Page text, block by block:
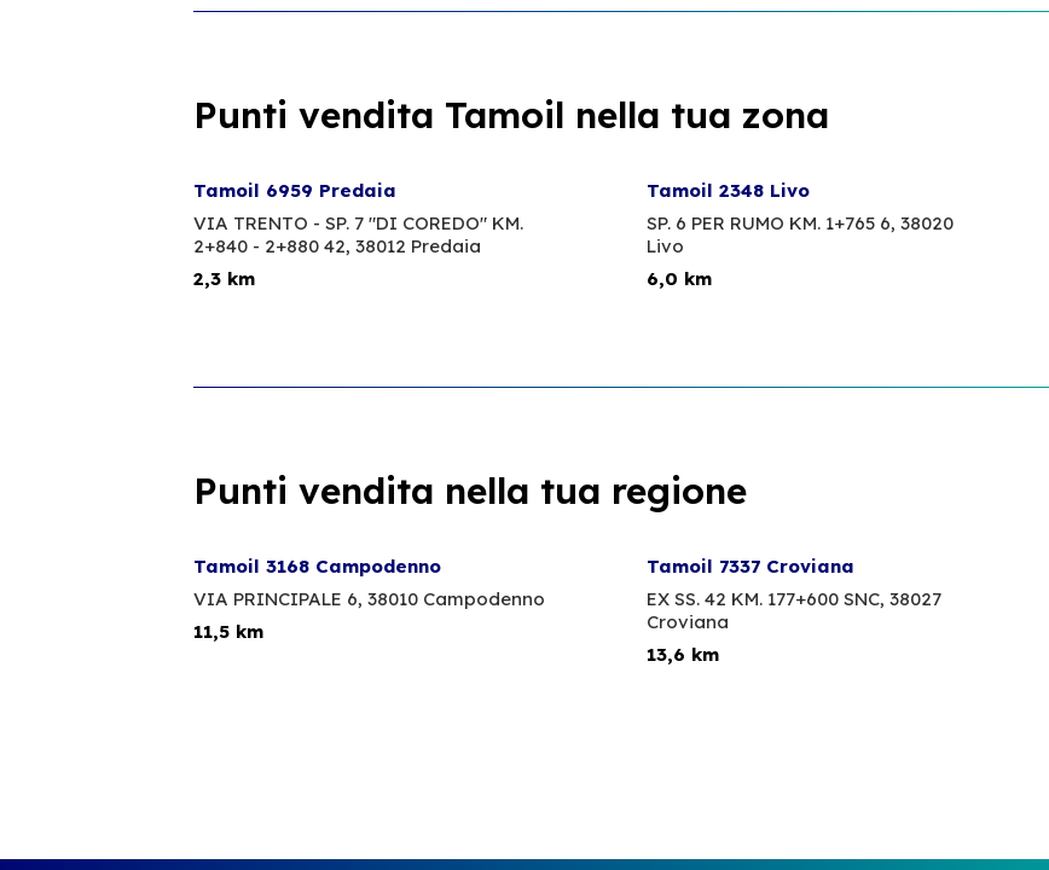
Punti vendita Tamoil nella tua zona
Tamoil 6959 Predaia
VIA TRENTO - SP. 7 "DI COREDO" KM.
2+840 - 2+880 42, 38012 Predaia
2,3 km
Tamoil 2348 Livo
SP. 6 PER RUMO KM. 1+765 6, 38020
Livo
6,0 km
Punti vendita nella tua regione
Tamoil 3168 Campodenno
VIA PRINCIPALE 6, 38010 Campodenno
11,5 km
Tamoil 7337 Croviana
EX SS. 42 KM. 177+600 SNC, 38027
Croviana
13,6 km